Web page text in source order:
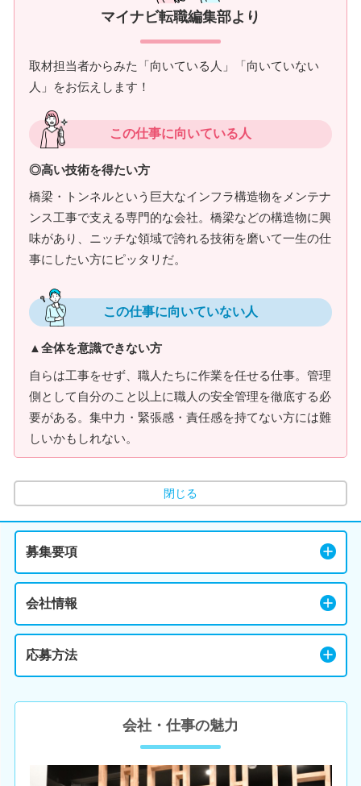
マイナビ転職編集部より
取材担当者からみた「向いている人」「向いていない
人」をお伝えします！
この仕事に向いている人
◎高い技術を得たい方
橋梁・トンネルという巨大なインフラ構造物をメンテナ
ンス工事で支える専門的な会社。橋梁などの構造物に興
味があり、ニッチな領域で誇れる技術を磨いて一生の仕
事にしたい方にピッタリだ。
この仕事に向いていない人
▲全体を意識できない方
自らは工事をせず、職人たちに作業を任せる仕事。管理
側として自分のこと以上に職人の安全管理を徹底する必
要がある。集中力・緊張感・責任感を持てない方には難
しいかもしれない。
閉じる
募集要項
会社情報
応募方法
会社・仕事の魅力